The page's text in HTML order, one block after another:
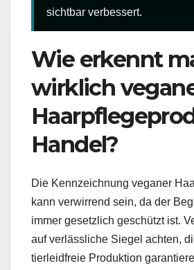
sichtbar verbessert.
Wie erkennt
wirklich
Handel?
Die Kennzeichnung veganer
kann verwirrend sein, da der
immer gesetzlich geschützt ist.
auf verlässliche Siegel achten,
tierleidfreie Produktion